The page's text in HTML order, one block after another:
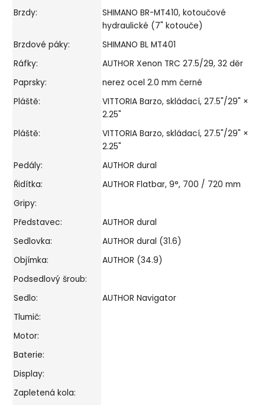
Brzdy:
SHIMANO BR-MT410, kotoučové
hydraulické (7" kotouče)
Brzdové páky:
SHIMANO BL MT401
Ráfky:
AUTHOR Xenon TRC 27.5/29, 32 děr
Paprsky:
nerez ocel 2.0 mm černé
Pláště:
VITTORIA Barzo, skládací, 27.5"/29" ×
2.25"
Pláště:
VITTORIA Barzo, skládací, 27.5"/29" ×
2.25"
Pedály:
AUTHOR dural
Řidítka:
AUTHOR Flatbar, 9°, 700 / 720 mm
Gripy:
Představec:
AUTHOR dural
Sedlovka:
AUTHOR dural (31.6)
Objímka:
AUTHOR (34.9)
Podsedlový šroub:
Sedlo:
AUTHOR Navigator
Tlumič:
Motor:
Baterie:
Display:
Zapletená kola: